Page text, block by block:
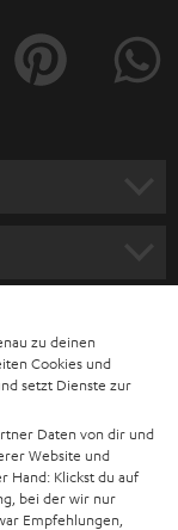
zu deinen
Cookies und
setzt Dienste zur
Daten von dir und
Website und
Hand: Klickst du auf
bei der wir nur
Empfehlungen,